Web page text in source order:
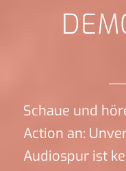
Schaue und
Action an:
Audiospur ist